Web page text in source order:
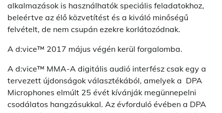
alkalmazások is használhatók speciális feladatokhoz,
beleértve az élő közvetítést és a kiváló minőségű
felvételt, de nem csupán ezekre korlátozódnak.
A d:vice™ 2017 május végén kerül forgalomba.
A d:vice™ MMA-A digitális audió interfész csak egy a
tervezett újdonságok választékából, amelyek a DPA
Microphones elmúlt 25 évét kívánják megünnepelni
csodálatos hangzásukkal. Az évforduló évében a DPA